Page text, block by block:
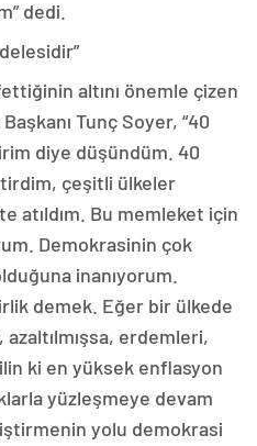
dedi.
altını önemle çizen
Tunç Soyer, “40
diye düşündüm. 40
çeşitli ülkeler
atıldım. Bu memleket için
Demokrasinin çok
inanıyorum.
demek. Eğer bir ülkede
erdemleri,
ki en yüksek enflasyon
yüzleşmeye devam
yolu demokrasi